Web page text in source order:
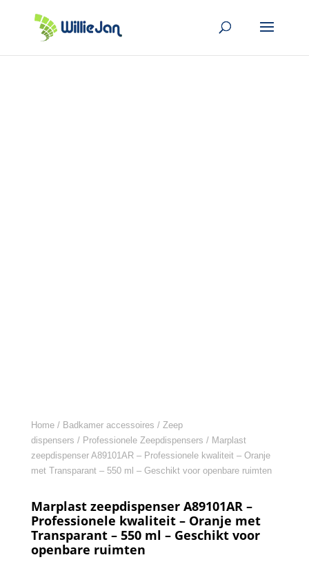
Home/ Badkamer accessoires / Zeep
dispensers / Professionele Zeepdispensers / Marplast
zeepdispenser A89101AR – Professionele kwaliteit – Oranje
met Transparant – 550 ml – Geschikt voor openbare ruimten
Marplast zeepdispenser A89101AR –
Professionele kwaliteit – Oranje met
Transparant – 550 ml – Geschikt voor
openbare ruimten